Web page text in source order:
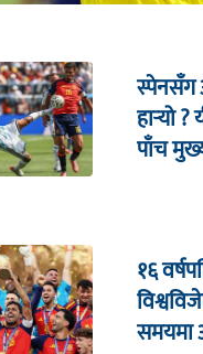
स्पेनसँग
हार्‍यो
पाँच
१६
समयमा